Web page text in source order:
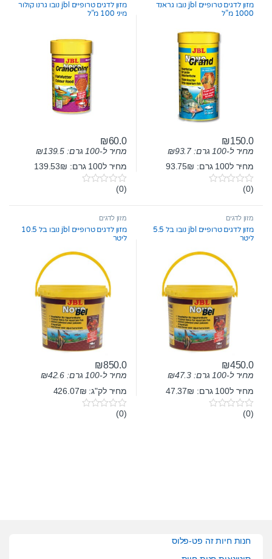
מזון לדגים טרופיים jbl נובו גראנד
1000 מ”ל
₪150.0
מחיר ל-100 גרם: ₪93.7
מחיר ל100 גרם: 93.75₪
0
t
f
5
(0)
מזון לדגים טרופיים jbl נובו גרנו קולור
מיני 100 מ”ל
₪60.0
מחיר ל-100 גרם: ₪139.5
מחיר ל100 גרם: 139.53₪
0
t
f
5
(0)
מזון לדגים
מזון לדגים טרופיים jbl נובו בל 5.5
ליטר
₪450.0
מחיר ל-100 גרם: ₪47.3
מחיר ל100 גרם: 47.37₪
0(0)
מזון לדגים
מזון לדגים טרופיים jbl נובו בל 10.5
ליטר
₪850.0
מחיר ל-100 גרם: ₪42.6
מחיר לק"ג: 426.07₪
0(0)
חנות חיות זה פט-פלוס